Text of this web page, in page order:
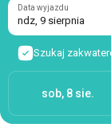
Szukaj